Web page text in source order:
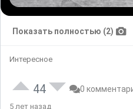
Показать полностью (2)
Интересное
44 0
5 лет назад